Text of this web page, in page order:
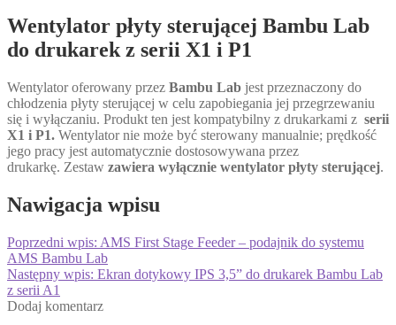
Wentylator płyty sterującej Bambu Lab
do drukarek z serii X1 i P1
Wentylator oferowany przez Bambu Lab jest przeznaczony do
chłodzenia płyty sterującej w celu zapobiegania jej przegrzewaniu
się i wyłączaniu. Produkt ten jest kompatybilny z drukarkami z serii
X1 i P1. Wentylator nie może być sterowany manualnie; prędkość
jego pracy jest automatycznie dostosowywana przez
drukarkę. Zestaw zawiera wyłącznie wentylator płyty sterującej.
Nawigacja wpisu
Poprzedni wpis: AMS First Stage Feeder – podajnik do systemu
AMS Bambu Lab
Następny wpis: Ekran dotykowy IPS 3,5” do drukarek Bambu Lab
z serii A1
Dodaj komentarz